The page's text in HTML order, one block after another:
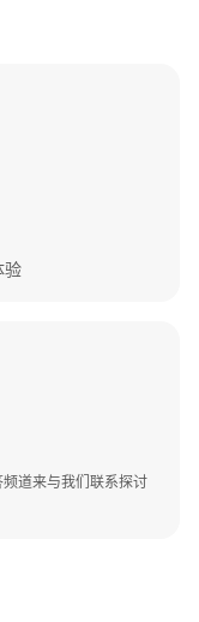
验
道来与我们联系探讨